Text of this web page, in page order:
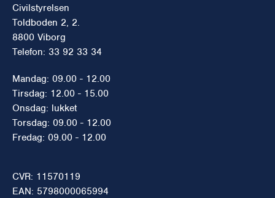
Civilstyrelsen
Toldboden 2, 2.
8800 Viborg
Telefon: 33 92 33 34
Mandag: 09.00 - 12.00
Tirsdag: 12.00 - 15.00
Onsdag: lukket
Torsdag: 09.00 - 12.00
Fredag: 09.00 - 12.00
CVR: 11570119
EAN: 5798000065994